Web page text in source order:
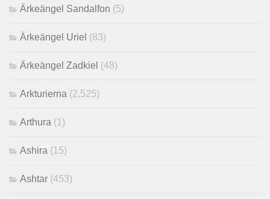
Ärkeängel Sandalfon (5)
Ärkeängel Uriel (83)
Ärkeängel Zadkiel (48)
Arkturierna (2,525)
Arthura (1)
Ashira (15)
Ashtar (453)